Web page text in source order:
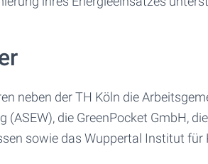
neben der TH Köln die
(ASEW), die GreenPocket GmbH,
sowie das Wuppertal Institut für